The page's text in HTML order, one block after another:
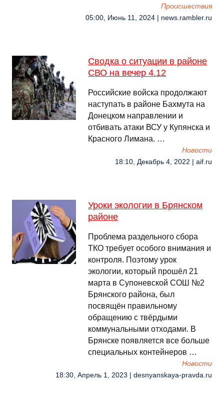
Происшествия
05:00, Июнь 11, 2024 | news.rambler.ru
Сводка о ситуации в районе
СВО на вечер 4.12
Российские войска продолжают
наступать в районе Бахмута на
Донецком направлении и
отбивать атаки ВСУ у Купянска и
Красного Лимана. …
Новости
18:10, Декабрь 4, 2022 | aif.ru
Уроки экологии в Брянском
районе
Проблема раздельного сбора
ТКО требует особого внимания и
контроля. Поэтому урок
экологии, который прошёл 21
марта в Супоневской СОШ №2
Брянского района, был
посвящён правильному
обращению с твёрдыми
коммунальными отходами. В
Брянске появляется все больше
специальных контейнеров …
Новости
18:30, Апрель 1, 2023 | desnyanskaya-pravda.ru